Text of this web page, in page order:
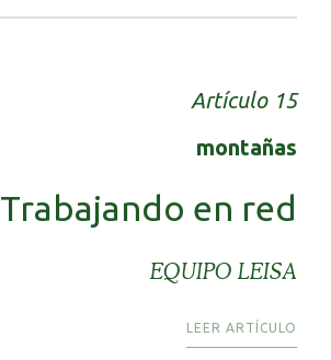
Artículo 15
montañas
Trabajando en red
EQUIPO LEISA
LEER ARTÍCULO